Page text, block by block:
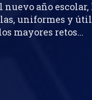
nuevo año
uniformes y
mayores retos...